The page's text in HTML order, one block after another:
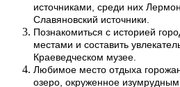
источниками, среди них
Славяновский источники.
Познакомиться с историей
местами и составить
Краеведческом музее.
Любимое место отдыха
озеро, окруженное